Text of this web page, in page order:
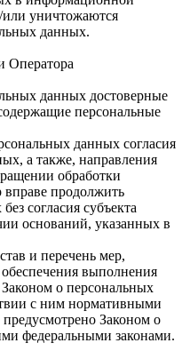
уничтожаются
данных.
Оператора
данных достоверные
персональные
данных согласия
а также, направления
обработки
продолжить
согласия субъекта
оснований, указанных в
и перечень мер,
выполнения
о персональных
с ним нормативными
Законом о
федеральными законами.